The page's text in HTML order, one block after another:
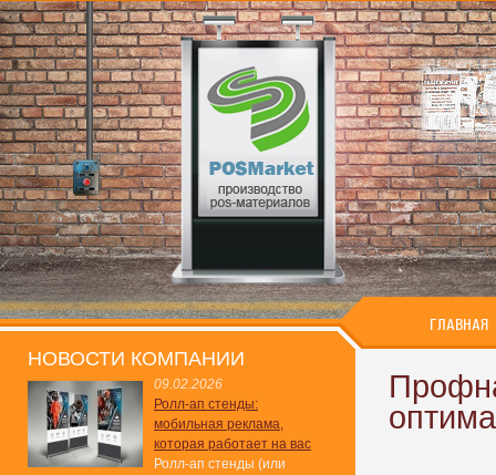
ГЛАВНАЯ
НОВОСТИ КОМПАНИИ
09.02.2026
Ролл-ап стенды:
мобильная реклама,
которая работает на вас
Ролл-ап стенды (или